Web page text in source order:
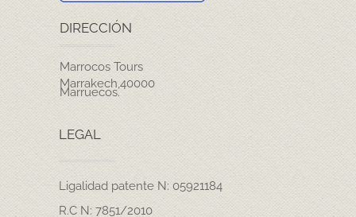
Marrocos Tours
Marrakech,40000
Marruecos.
DIRECCIÓN
Ligalidad patente N: 05921184
R.C N: 7851/2010
LEGAL